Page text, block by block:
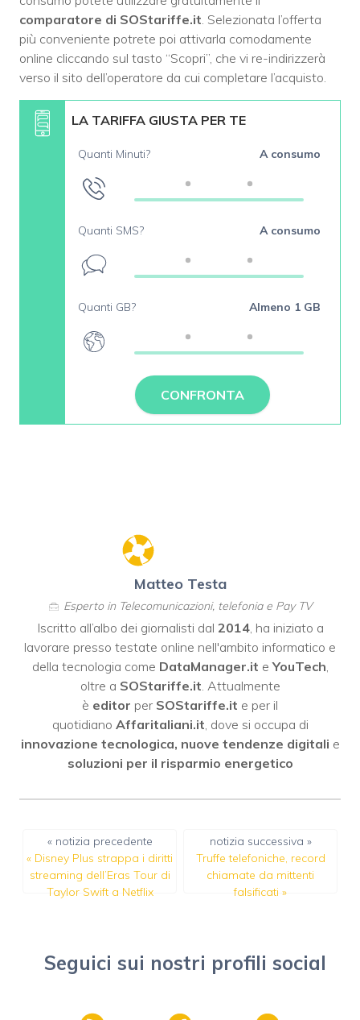
comparatore di SOStariffe.it. Selezionata l’offerta
più conveniente potrete poi attivarla comodamente
online cliccando sul tasto “Scopri”, che vi re-indirizzerà
verso il sito dell’operatore da cui completare l’acquisto.
LA TARIFFA GIUSTA PER TE
Quanti Minuti? A consumo
Quanti SMS? A consumo
Quanti GB? Almeno 1 GB
CONFRONTA
Matteo Testa
Esperto in Telecomunicazioni, telefonia e Pay TV
Iscritto all’albo dei giornalisti dal 2014, ha iniziato a
lavorare presso testate online nell'ambito informatico e
della tecnologia come DataManager.it eYouTech,
oltre a SOStariffe.it. Attualmente
è editor per SOStariffe.it e per il
quotidiano Affaritaliani.it, dove si occupa di
innovazione tecnologica, nuove tendenze digitali e
soluzioni per il risparmio energetico
« notizia precedente
« Disney Plus strappa i diritti
streaming dell’Eras Tour di
Taylor Swift a Netflix
notizia successiva »
Truffe telefoniche, record
chiamate da mittenti
falsificati »
Seguici sui nostri profili social